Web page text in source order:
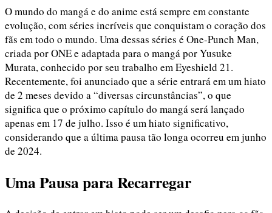
O mundo do mangá e do anime está sempre em constante
evolução, com séries incríveis que conquistam o coração dos
fãs em todo o mundo. Uma dessas séries é One-Punch Man,
criada por ONE e adaptada para o mangá por Yusuke
Murata, conhecido por seu trabalho em Eyeshield 21.
Recentemente, foi anunciado que a série entrará em um hiato
de 2 meses devido a “diversas circunstâncias”, o que
significa que o próximo capítulo do mangá será lançado
apenas em 17 de julho. Isso é um hiato significativo,
considerando que a última pausa tão longa ocorreu em junho
de 2024.
Uma Pausa para Recarregar